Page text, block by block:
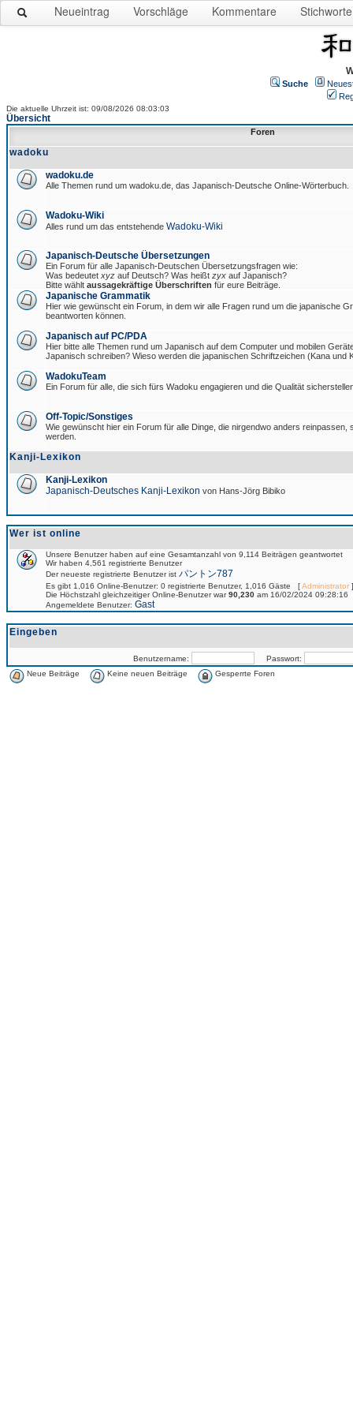
Neueintrag Vorschläge Kommentare Stichworte
Suche
Die aktuelle Uhrzeit ist: 09/08/2026 08:03:03
Übersicht
Foren
wadoku
wadoku.de
Alle Themen rund um wadoku.de, das Japanisch-Deutsche Online-Wörterbuch.
Wadoku-Wiki
Alles rund um das entstehende Wadoku-Wiki
Japanisch-Deutsche Übersetzungen
Ein Forum für alle Japanisch-Deutschen Übersetzungsfragen wie:
Was bedeutet xyz auf Deutsch? Was heißt zyx auf Japanisch?
Bitte wählt aussagekräftige Überschriften für eure Beiträge.
Japanische Grammatik
Hier wie gewünscht ein Forum, in dem wir alle Fragen rund um die japanische
beantworten können.
Japanisch auf PC/PDA
Hier bitte alle Themen rund um Japanisch auf dem Computer und mobilen
Japanisch schreiben? Wieso werden die japanischen Schriftzeichen (Kana und
WadokuTeam
Ein Forum für alle, die sich fürs Wadoku engagieren und die Qualität
Off-Topic/Sonstiges
Wie gewünscht hier ein Forum für alle Dinge, die nirgendwo anders reinpassen,
werden.
Kanji-Lexikon
Kanji-Lexikon
Japanisch-Deutsches Kanji-Lexikon von Hans-Jörg Bibiko
Wer ist online
Unsere Benutzer haben auf eine Gesamtanzahl von 9,114 Beiträgen geantwortet
Wir haben 4,561 registrierte Benutzer
Der neueste registrierte Benutzer ist パントン787
Es gibt 1,016 Online-Benutzer: 0 registrierte Benutzer, 1,016 Gäste [Administrator
Die Höchstzahl gleichzeitiger Online-Benutzer war90,230 am 16/02/2024 09:28:16
Angemeldete Benutzer: Gast
Eingeben
Benutzername:
Passwort:
Neue Beiträge
Keine neuen Beiträge Gesperrte Foren